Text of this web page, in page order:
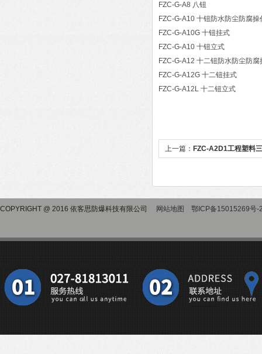
FZC-G-A8 八钮
FZC-G-A10 十钮防水防尘防腐操
FZC-G-A10G 十钮挂式
FZC-G-A10 十钮立式
FZC-G-A12 十二钮防水防尘防腐
FZC-G-A12G 十二钮挂式
FZC-G-A12L 十二钮立式
上一篇： FZC-A2D1工程塑料
COPYRIGHT @ 2016 依客思防爆科技有限公司 网站地图 鄂ICP备15015269号-